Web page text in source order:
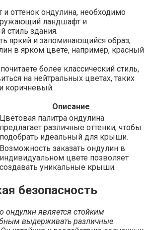
оттенок ондулина, необходимо
ландшафт и
стиль здания.
яркий и запоминающийся образ,
в ярком цвете, например, красный
более классический стиль,
на нейтральных цветах, таких
коричневый.
Описание
Цветовая палитра ондулина
предлагает различные оттенки, чтобы
подобрать идеальный для крыши.
Возможность заказать ондулин в
индивидуальном цвете позволяет
создавать уникальные крыши.
безопасность
ондулин является стойким
выдерживать различные